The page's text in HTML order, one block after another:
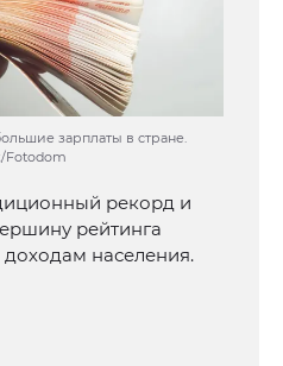
зарплаты в стране.
Fotodom
рекорд и
рейтинга
населения.